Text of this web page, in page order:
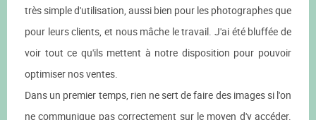
très simple d'utilisation, aussi bien pour les photographes que
pour leurs clients, et nous mâche le travail. J'ai été bluffée de
voir tout ce qu'ils mettent à notre disposition pour pouvoir
optimiser nos ventes.
Dans un premier temps, rien ne sert de faire des images si l'on
ne communique pas correctement sur le moyen d'y accéder.